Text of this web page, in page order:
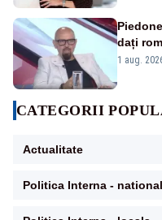
dați
1 aug.
CATEGORII
Actualitate
Politica Interna -